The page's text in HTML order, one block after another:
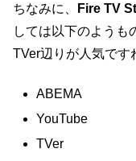
ちなみに、 Fire TV
しては以下のようも
TVer辺りが人気です
ABEMA
YouTube
TVer